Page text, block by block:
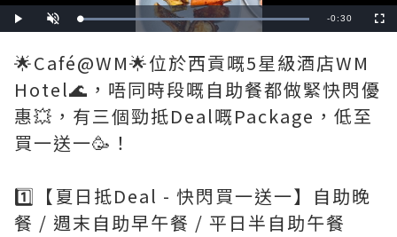
Play Unmute Loaded:
100.00%
Remaining
-0:30
🌟Café@WM🌟位於西貢嘅5星級酒店WM
Hotel🌊，唔同時段嘅自助餐都做緊快閃優
惠💥，有三個勁抵Deal嘅Package，低至
買一送一🥳！
1️⃣【夏日抵Deal - 快閃買一送一】自助晚
餐 / 週末自助早午餐 / 平日半自助午餐